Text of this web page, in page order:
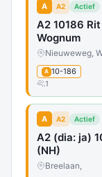
A A2 Actief
A2 10186
Wognum
Nieuweweg,
A 10-186
1
A A2 Actief
A2 (dia: ja)
(NH)
Breelaan,